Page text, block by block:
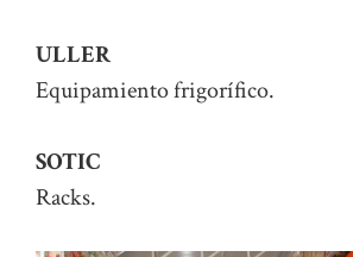
ULLER
Equipamiento frigorífico.
SOTIC
Racks.